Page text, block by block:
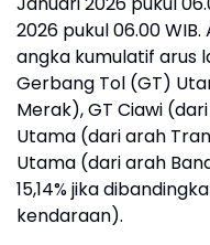
2026 pukul 06.00
angka kumulatif arus
Gerbang Tol (GT)
Merak), GT Ciawi
Utama (dari arah
Utama (dari arah
15,14% jika
kendaraan).